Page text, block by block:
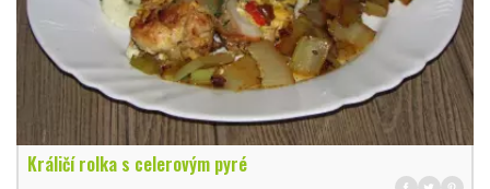
Králičí rolka s celerovým pyré